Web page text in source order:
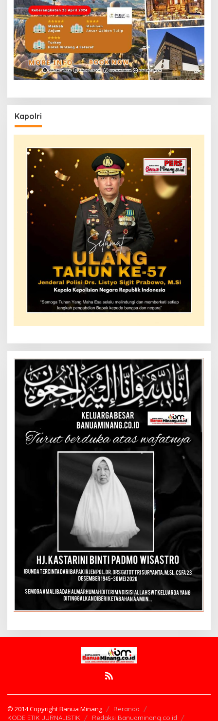
Kapolri
© 2014 Copyright Banua Minang
Beranda
KODE ETIK JURNALISTIK
Redaksi Banuaminang.co.id